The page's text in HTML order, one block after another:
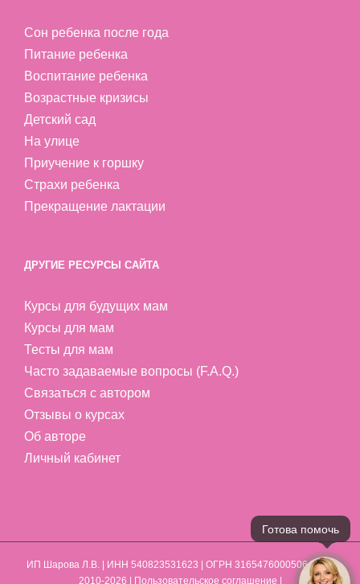
Сон ребенка после года
Питание ребенка
Воспитание ребенка
Возрастные кризисы
Детский сад
На улице
Приучение к горшку
Страхи ребенка
Прекращение лактации
ДРУГИЕ РЕСУРСЫ САЙТА
Курсы для будущих мам
Курсы для мам
Тесты для мам
Часто задаваемые вопросы (F.A.Q.)
Связаться с автором
Отзывы о курсах
Об авторе
Личный кабинет
ИП Шарова Л.В. | ИНН 540823531623 | ОГРН 316547600050641 | ©
2010-2026 |
Пользовательское соглашение